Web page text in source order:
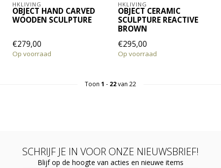
HKLIVING
OBJECT HAND CARVED
WOODEN SCULPTURE
€279,00
Op voorraad
HKLIVING
OBJECT CERAMIC
SCULPTURE REACTIVE
BROWN
€295,00
Op voorraad
Toon 1 - 22van 22
SCHRIJF JE IN VOOR ONZE NIEUWSBRIEF!
Blijf op de hoogte van acties en nieuwe items